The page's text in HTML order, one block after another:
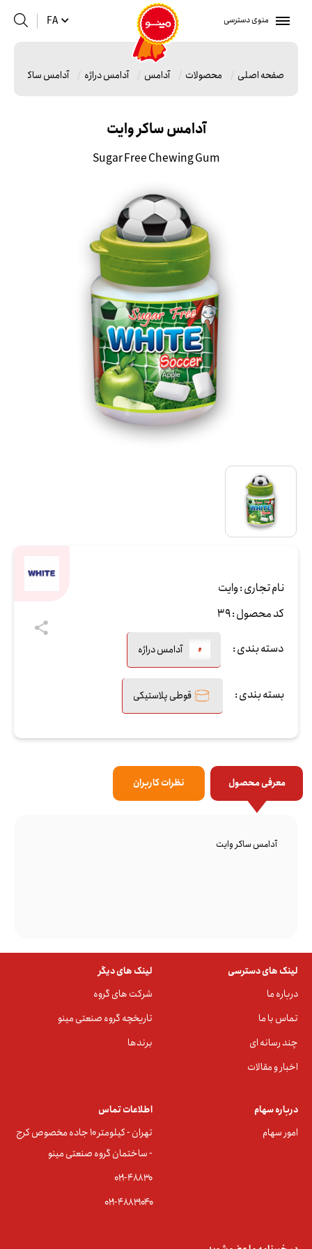
منوی دسترسی FA
صفحه اصلی محصولات آدامس آدامس دراژه آدامس ساکر وایت
آدامس ساکر وایت
Sugar Free Chewing Gum
نام تجاری :وایت
کد محصول :39
دسته بندی : آدامس دراژه
بسته بندی : قوطی پلاستیکی
معرفی محصول نظرات کاربران
آدامس ساکر وایت
لینک های دسترسی
درباره ما
تماس با ما
چند رسانه ای
اخبار و مقالات
لینک های دیگر
شرکت های گروه
تاریخچه گروه صنعتی مینو
برندها
درباره سهام
امور سهام
اطلاعات تماس
تهران - کیلومتر ۱۰ جاده مخصوص کرج
- ساختمان گروه صنعتی مینو
۰۲۱-۴۸۸۳0
۰۲۱-۴۸۸۳۱۰۴۰